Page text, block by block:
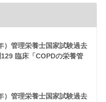
）管理栄養士国家試験過去
臨床「COPDの栄養管
）管理栄養士国家試験過去